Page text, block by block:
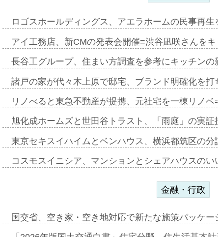
ロゴスホールディングス、アエラホームの民事再
アイ工務店、新CMの発表会開催=渋谷凪咲さんを
長谷工グループ、住まい方調査を参考にキッチン
諸戸の家が代々木上原で邸宅、ブランド明確化を
リノべると東急不動産が提携、元社宅を一棟リノ
旭化成ホームズと世田谷トラスト、「雨庭」の実
東京セキスイハイムとベンハウス、横浜都筑区の
コスモスイニシア、マンションとシェアハウスの
金融・行政
国交省、空き家・空き地対応で新たな施策パッケ